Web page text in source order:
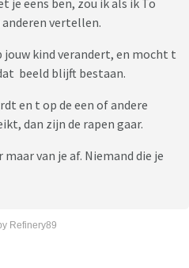
je eens ben, zou ik als ik To
vertellen.
jouw kind verandert, en mocht t
beeld blijft bestaan.
en t op de een of andere
dan zijn de rapen gaar.
van je af. Niemand die je
Refinery89